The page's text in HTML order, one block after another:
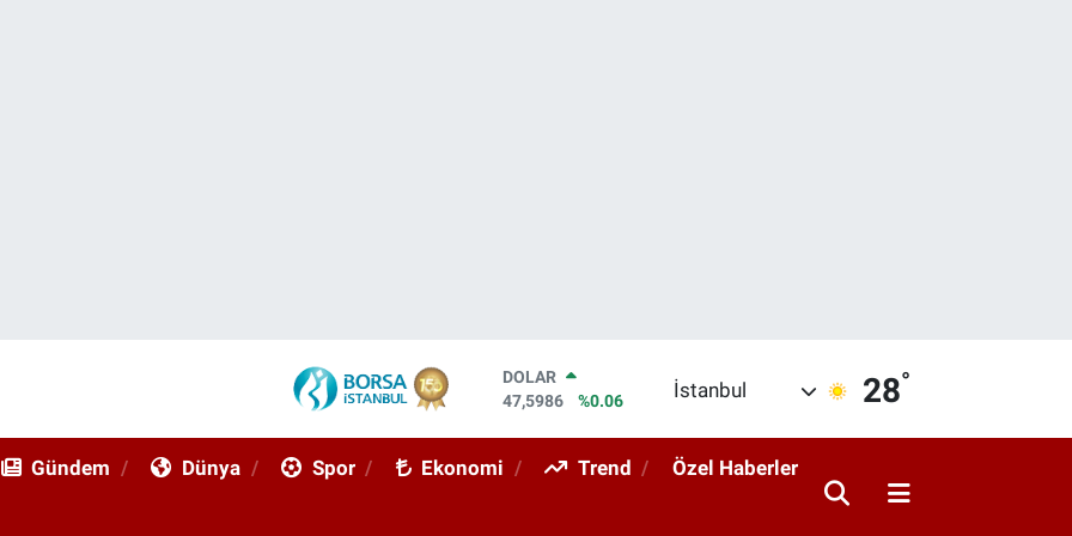
EURO
55,0700
%0.1
%0.21
GRAM ALTIN
İstanbul 28°
Gündem Dünya Spor Ekonomi Trend Özel Haberler